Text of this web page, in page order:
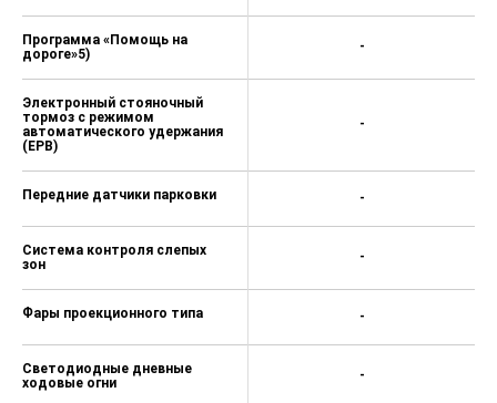
Программа «Помощь на
дороге»5)
Электронный стояночный
тормоз с режимом
автоматического удержания
(EPB)
Передние датчики парковки
Система контроля слепых
зон
Фары проекционного типа
Светодиодные дневные
ходовые огни
-
-
-
-
-
-